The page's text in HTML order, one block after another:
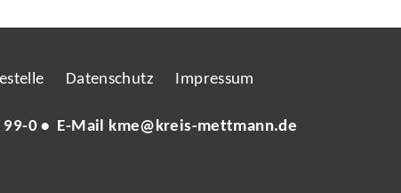
Datenschutz Impressum
99-0• E-Mail kme@kreis-mettmann.de